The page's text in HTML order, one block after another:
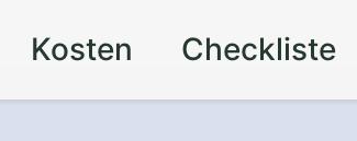
Kosten Checkliste